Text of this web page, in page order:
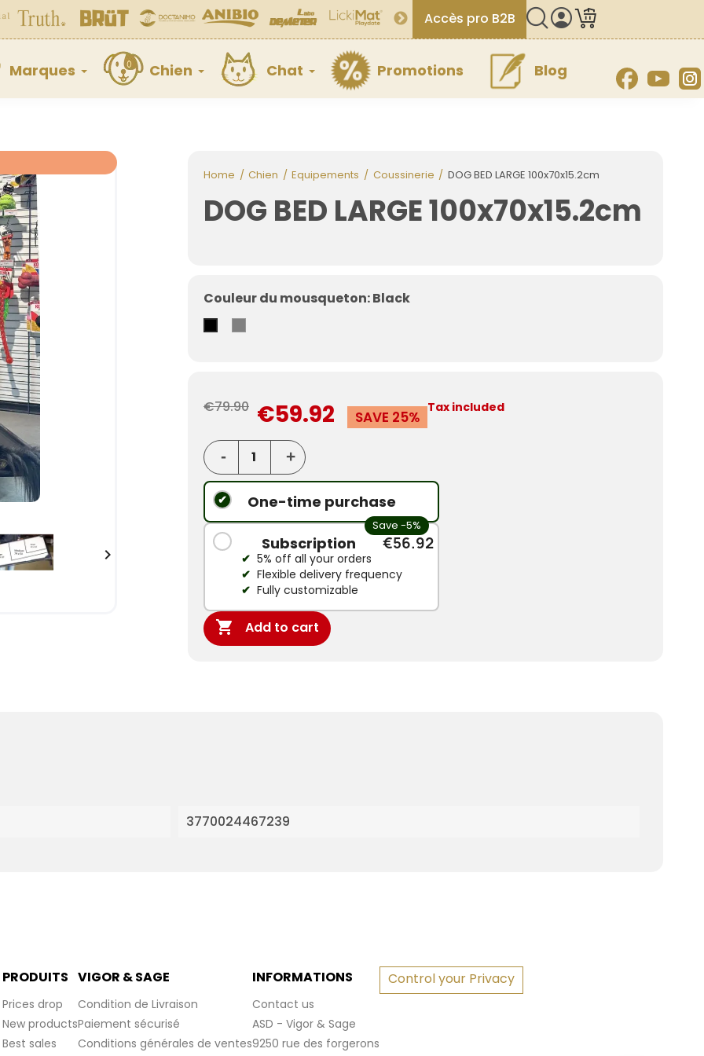
Accès pro B2B
Marques Chien Chat Promotions Blog Facebook

Home Chien Equipements Coussinerie DOG BED LARGE 100x70x15.2cm
DOG BED LARGE 100x70x15.2cm
Couleur du mousqueton: Black
€79.90 €59.92 SAVE 25%
Tax included
One-time purchase
Save -5%
Subscription €56.92
5% off all your orders
Flexible delivery frequency
Fully customizable
 Add to cart
3770024467239
PRODUITS
Prices drop
New products
Best sales
VIGOR & SAGE
Condition de Livraison
Paiement sécurisé
Conditions générales de ventes
INFORMATIONS
Contact us
ASD - Vigor & Sage
9250 rue des forgerons
Control your Privacy